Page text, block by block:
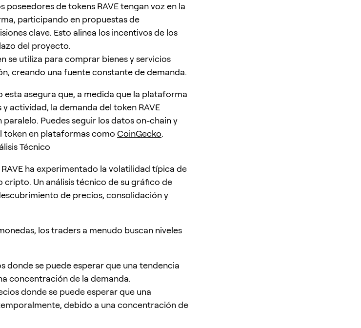
poseedores de tokens RAVE tengan voz en la
participando en propuestas de
clave. Esto alinea los incentivos de los
del proyecto.
se utiliza para comprar bienes y servicios
creando una fuente constante de demanda.
asegura que, a medida que la plataforma
y actividad, la demanda del token RAVE
Puedes seguir los datos on-chain y
token en plataformas como CoinGecko.
Técnico
ha experimentado la volatilidad típica de
cripto. Un análisis técnico de su gráfico de
de precios, consolidación y
los traders a menudo buscan niveles
donde se puede esperar que una tendencia
concentración de la demanda.
donde se puede esperar que una
debido a una concentración de